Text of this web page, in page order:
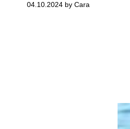
04.10.2024 by Cara